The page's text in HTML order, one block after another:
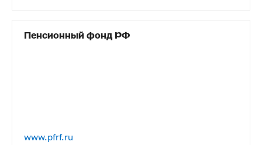
Пенсионный фонд РФ
www.pfrf.ru